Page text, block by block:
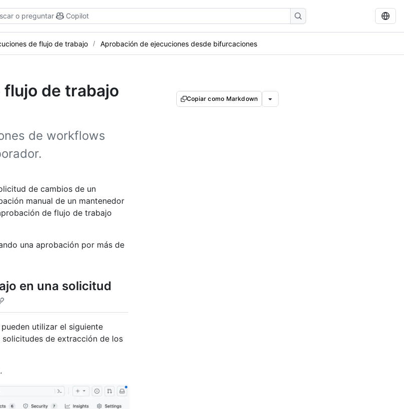
o preguntar Copilot
de flujo de trabajo Aprobación de ejecuciones desde bifurcaciones
de trabajo
de workflows
Copiar como Markdown
de cambios de un
manual de un mantenedor
de flujo de trabajo
una aprobación por más de
en una solicitud
utilizar el siguiente
de extracción de los
.